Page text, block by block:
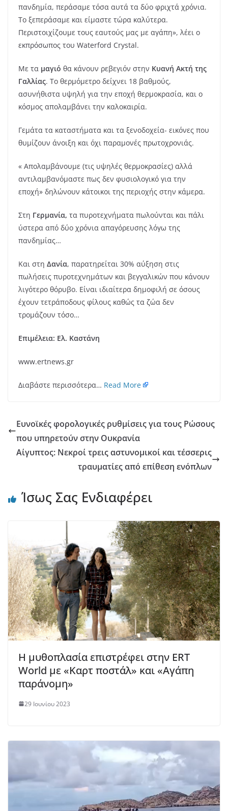
πανδημία, περάσαμε τόσα αυτά τα δύο φριχτά χρόνια.
Το ξεπεράσαμε και είμαστε τώρα καλύτερα.
Περιστοιχίζουμε τους εαυτούς μας με αγάπη», λέει ο
εκπρόσωπος του Waterford Crystal.
Με τα μαγιό θα κάνουν ρεβεγιόν στην Κυανή Ακτή της
Γαλλίας. Το θερμόμετρο δείχνει 18 βαθμούς,
ασυνήθιστα υψηλή για την εποχή θερμοκρασία, και ο
κόσμος απολαμβάνει την καλοκαιρία.
Γεμάτα τα καταστήματα και τα ξενοδοχεία- εικόνες που
θυμίζουν άνοιξη και όχι παραμονές πρωτοχρονιάς.
« Απολαμβάνουμε (τις υψηλές θερμοκρασίες) αλλά
αντιλαμβανόμαστε πως δεν φυσιολογικό για την
εποχή» δηλώνουν κάτοικοι της περιοχής στην κάμερα.
Στη Γερμανία, τα πυροτεχνήματα πωλούνται και πάλι
ύστερα από δύο χρόνια απαγόρευσης λόγω της
πανδημίας…
Και στη Δανία, παρατηρείται 30% αύξηση στις
πωλήσεις πυροτεχνημάτων και βεγγαλικών που κάνουν
λιγότερο θόρυβο. Είναι ιδιαίτερα δημοφιλή σε όσους
έχουν τετράποδους φίλους καθώς τα ζώα δεν
τρομάζουν τόσο…
Επιμέλεια: Ελ. Καστάνη
www.ertnews.gr
Διαβάστε περισσότερα… Read More
Ευνοϊκές φορολογικές ρυθμίσεις για τους Ρώσους
που υπηρετούν στην Ουκρανία
Αίγυπτος: Νεκροί τρεις αστυνομικοί και τέσσερις
τραυματίες από επίθεση ενόπλων
Ίσως Σας Ενδιαφέρει
Η μυθοπλασία επιστρέφει στην ERT
World με «Καρτ ποστάλ» και «Αγάπη
παράνομη»
29 Ιουνίου 2023